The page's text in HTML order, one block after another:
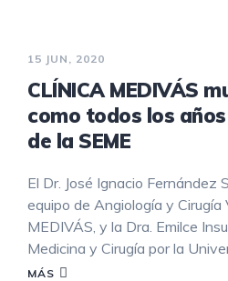
15 JUN, 2020
CLÍNICA MEDIVÁS
como todos los
de la SEME
El Dr. José Ignacio Fernández
equipo de Angiología y Cirugía
MEDIVÁS, y la Dra. Emilce
Medicina y Cirugía por la
MÁS